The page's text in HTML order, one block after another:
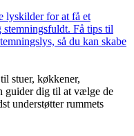
lyskilder for at få et
Få tips til
så du kan skabe
stuer, køkkener,
guider dig til at vælge de
understøtter rummets